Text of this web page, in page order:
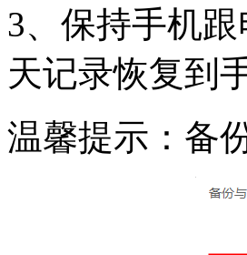
3、保持手机
天记录恢复到
温馨提示：备